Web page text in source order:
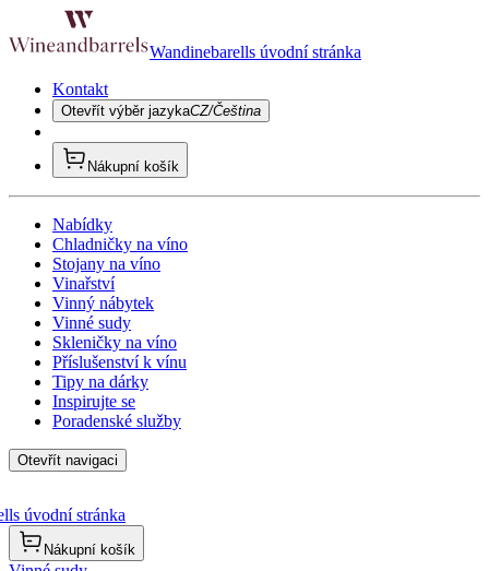
Wandinebarells úvodní stránka
Kontakt
Otevřít výběr jazykaCZ/Čeština
Nákupní košík
Nabídky
Chladničky na víno
Stojany na víno
Vinařství
Vinný nábytek
Vinné sudy
Skleničky na víno
Příslušenství k vínu
Tipy na dárky
Inspirujte se
Poradenské služby
Otevřít navigaci
úvodní stránka
Nákupní košík